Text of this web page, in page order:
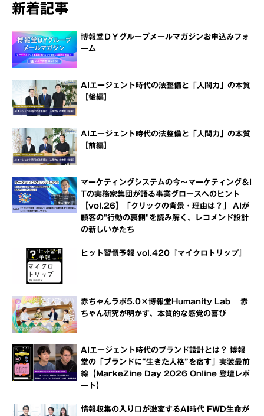
新着記事
博報堂ＤＹグループメールマガジンお申込みフォ
ーム
AIエージェント時代の法整備と「人間力」の本質
【後編】
AIエージェント時代の法整備と「人間力」の本質
【前編】
マーケティングシステムの今～マーケティング＆I
Tの実務家集団が語る事業グロースへのヒント
【vol.26】「クリックの背景・理由は？」 AIが
顧客の"行動の裏側"を読み解く、レコメンド設計
の新しいかたち
ヒット習慣予報 vol.420『マイクロトリップ』
赤ちゃんラボ5.0×博報堂Humanity Lab 赤
ちゃん研究が明かす、本質的な感覚の喜び
AIエージェント時代のブランド設計とは？ 博報
堂の「ブランドに“生きた人格”を宿す」実装最前
線【MarkeZine Day 2026 Online 登壇レポ
ート】
情報収集の入り口が激変するAI時代 FWD生命が